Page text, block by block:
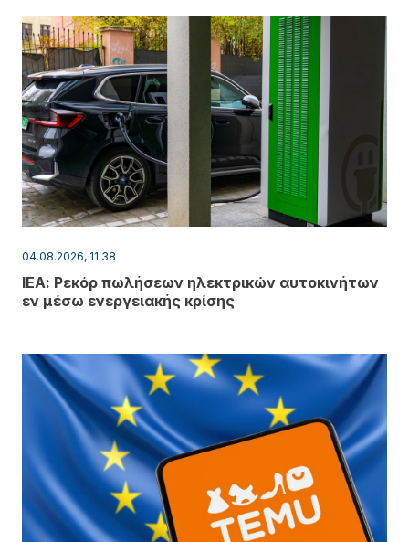
04.08.2026, 11:38
ΙΕΑ: Ρεκόρ πωλήσεων ηλεκτρικών αυτοκινήτων
εν μέσω ενεργειακής κρίσης